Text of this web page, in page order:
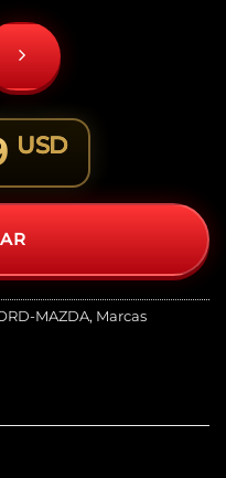
USD
MAZDA, Marcas